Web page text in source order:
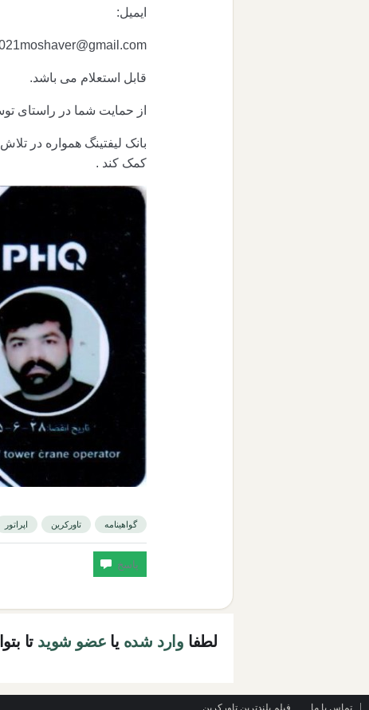
ایمیل:
قابل استعلام می باشد.
از حمایت شما در راستای
بانک لیفتینگ همواره در
کمک کند .
گواهینامه تاورکرین اپراتور
لطفا وارد شده یا عضو شوید تا
تماس با ما فیلم بلندترین تاورکرین